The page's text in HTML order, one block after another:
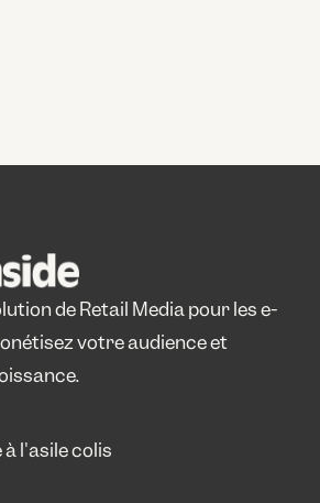
de Retail Media pour les e-
votre audience et
l'asile colis